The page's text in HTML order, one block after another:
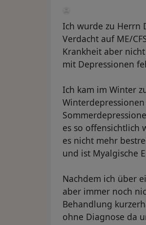
Ich wurde zu Herrn
Verdacht auf ME/
Krankheit aber
mit Depressionen
Ich kam im Winter
es so offensichtlich
es nicht mehr
und ist Myalgische
Nachdem ich über
aber immer noch
Behandlung
ohne Diagnose da